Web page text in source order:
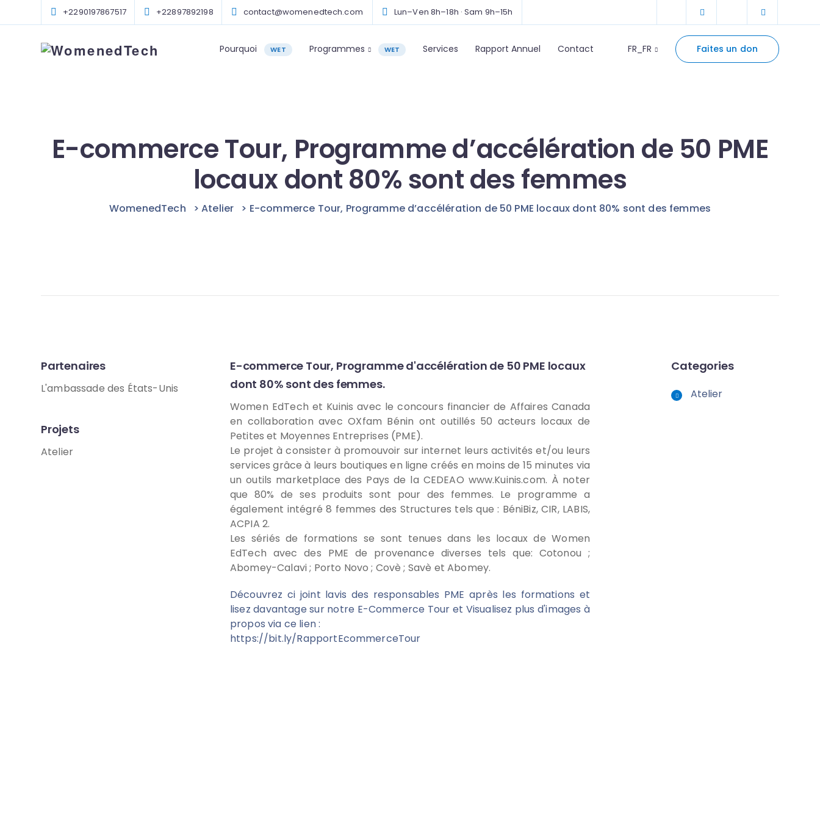
+2290197867517 +22897892198 contact@womenedtech.com Lun–Ven 8h–18h · Sam 9h–15h
Pourquoi WET Programmes WET Services Rapport Annuel Contact FR_FR Faites un don
E-commerce Tour, Programme d’accélération de 50 PME
locaux dont 80% sont des femmes
WomenedTech >Atelier > E-commerce Tour, Programme d’accélération de 50 PME locaux dont 80% sont des femmes
Partenaires
L'ambassade des États-Unis
Projets
Atelier
E-commerce Tour, Programme d'accélération de 50 PME locaux
dont 80% sont des femmes.
Women EdTech et Kuinis avec le concours financier de Affaires Canada
en collaboration avec OXfam Bénin ont outillés 50 acteurs locaux de
Petites et Moyennes Entreprises (PME).
Le projet à consister à promouvoir sur internet leurs activités et/ou leurs
services grâce à leurs boutiques en ligne créés en moins de 15 minutes via
un outils marketplace des Pays de la CEDEAO www.Kuinis.com. À noter
que 80% de ses produits sont pour des femmes. Le programme a
également intégré 8 femmes des Structures tels que : BéniBiz, CIR, LABIS,
ACPIA 2.
Les sériés de formations se sont tenues dans les locaux de Women
EdTech avec des PME de provenance diverses tels que: Cotonou ;
Abomey-Calavi ; Porto Novo ; Covè ; Savè et Abomey.
Découvrez ci joint lavis des responsables PME après les formations et
lisez davantage sur notre E-Commerce Tour et Visualisez plus d'images à
propos via ce lien :
https://bit.ly/RapportEcommerceTour
Categories
Atelier